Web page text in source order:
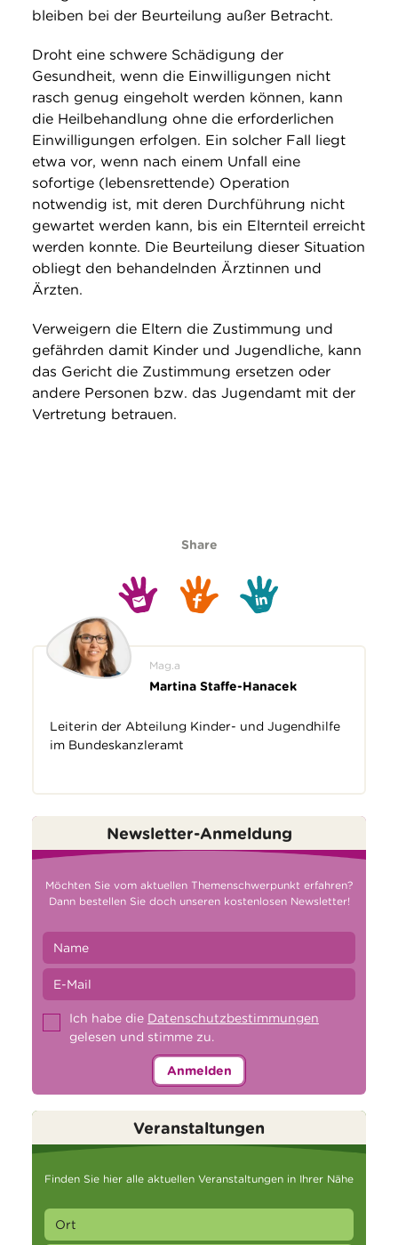
bleiben bei der Beurteilung außer Betracht.
Droht eine schwere Schädigung der
Gesundheit, wenn die Einwilligungen nicht
rasch genug eingeholt werden können, kann
die Heilbehandlung ohne die erforderlichen
Einwilligungen erfolgen. Ein solcher Fall liegt
etwa vor, wenn nach einem Unfall eine
sofortige (lebensrettende) Operation
notwendig ist, mit deren Durchführung nicht
gewartet werden kann, bis ein Elternteil erreicht
werden konnte. Die Beurteilung dieser Situation
obliegt den behandelnden Ärztinnen und
Ärzten.
Verweigern die Eltern die Zustimmung und
gefährden damit Kinder und Jugendliche, kann
das Gericht die Zustimmung ersetzen oder
andere Personen bzw. das Jugendamt mit der
Vertretung betrauen.
Share
Mag.a
Martina Staffe-Hanacek
Leiterin der Abteilung Kinder- und Jugendhilfe
im Bundeskanzleramt
Newsletter-Anmeldung
Möchten Sie vom aktuellen Themenschwerpunkt erfahren?
Dann bestellen Sie doch unseren kostenlosen Newsletter!
Ich habe die Datenschutzbestimmungen
gelesen und stimme zu.
Anmelden
Veranstaltungen
Finden Sie hier alle aktuellen Veranstaltungen in Ihrer Nähe